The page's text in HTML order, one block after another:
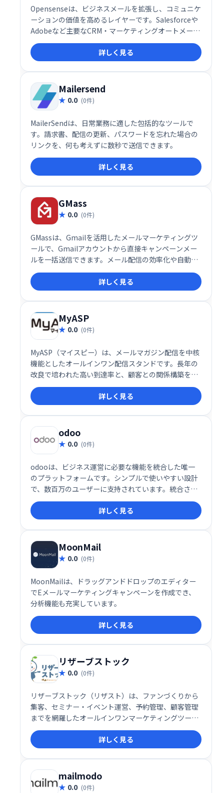
Opensenseは、ビジネスメールを拡張し、コミュニケ
ーションの価値を高めるレイヤーです。Salesforceや
Adobeなど主要なCRM・マーケティングオートメーシ
ョンツールとのネイティブ連携により、メール送信時
に3つの強力な機能を利用可能。日常業務の効率化と
生産性向上に貢献します。よりスマートなコミュニケ
ーションで、ビジネスの可能性を最大限に引き出しま
しょう。
詳しく見る
Mailersend
0.0 (0件)
MailerSendは、日常業務に適した包括的なツールで
す。請求書、配信の更新、パスワードを忘れた場合の
リンクを、何も考えずに数秒で送信できます。
詳しく見る
GMass
0.0 (0件)
GMassは、Gmailを活用したメールマーケティングツ
ールで、Gmailアカウントから直接キャンペーンメー
ルを一括送信できます。メール配信の効率化や自動化
を実現し、ビジネスの成長をサポートする強力なプラ
グインです。
詳しく見る
MyASP
0.0 (0件)
MyASP（マイスピー）は、メールマガジン配信を中核
機能としたオールインワン配信スタンドです。長年の
改良で培われた高い到達率と、顧客との関係構築を支
援する機能が充実。安定した成果に繋がるビジネスを
実現します。メール配信だけでなく、顧客とのリレー
ションシップ強化にも貢献し、ビジネスの成長をサポ
ートします。
詳しく見る
odoo
0.0 (0件)
odooは、ビジネス運営に必要な機能を統合した唯一
のプラットフォームです。シンプルで使いやすい設計
で、数百万のユーザーに支持されています。統合され
たアプリにより、業務効率化を実現し、ビジネスの成
長を支援します。
詳しく見る
MoonMail
0.0 (0件)
MoonMailは、ドラッグアンドドロップのエディター
でEメールマーケティングキャンペーンを作成でき、
分析機能も充実しています。
詳しく見る
リザーブストック
0.0 (0件)
リザーブストック（リザスト）は、ファンづくりから
集客、セミナー・イベント運営、予約管理、顧客管理
までを網羅したオールインワンマーケティングツール
です。事務作業の効率化と顧客とのエンゲージメント
向上を実現し、ビジネス成長を強力にサポートしま
す。様々な機能を統合することで、業務負担を軽減
し、集客から顧客育成までを一元管理できます。
詳しく見る
mailmodo
0.0 (0件)